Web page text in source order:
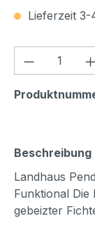
Lieferzeit 3-
Produkt
Beschreibung
Landhaus
Funktional Die
gebeizter